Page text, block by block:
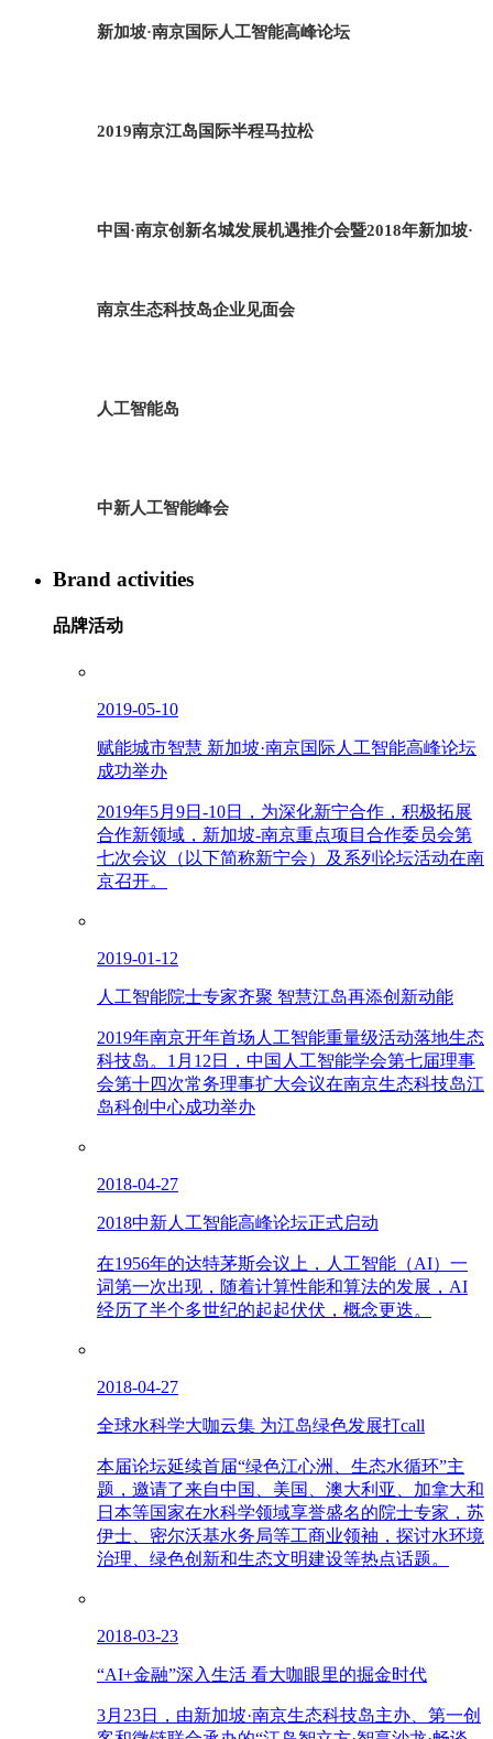
新加坡·南京国际人工智能高峰论坛
2019南京江岛国际半程马拉松
中国·南京创新名城发展机遇推介会暨2018年新加坡·
南京生态科技岛企业见面会
人工智能岛
中新人工智能峰会
Brand activities
品牌活动
2019-05-10
赋能城市智慧 新加坡·南京国际人工智能高峰论坛
成功举办
2019年5月9日-10日，为深化新宁合作，积极拓展
合作新领域，新加坡-南京重点项目合作委员会第
七次会议（以下简称新宁会）及系列论坛活动在南
京召开。
2019-01-12
人工智能院士专家齐聚 智慧江岛再添创新动能
2019年南京开年首场人工智能重量级活动落地生态
科技岛。1月12日，中国人工智能学会第七届理事
会第十四次常务理事扩大会议在南京生态科技岛江
岛科创中心成功举办
2018-04-27
2018中新人工智能高峰论坛正式启动
在1956年的达特茅斯会议上，人工智能（AI）一
词第一次出现，随着计算性能和算法的发展，AI
经历了半个多世纪的起起伏伏，概念更迭。
2018-04-27
全球水科学大咖云集 为江岛绿色发展打call
本届论坛延续首届“绿色江心洲、生态水循环”主
题，邀请了来自中国、美国、澳大利亚、加拿大和
日本等国家在水科学领域享誉盛名的院士专家，苏
伊士、密尔沃基水务局等工商业领袖，探讨水环境
治理、绿色创新和生态文明建设等热点话题。
2018-03-23
“AI+金融”深入生活 看大咖眼里的掘金时代
3月23日，由新加坡·南京生态科技岛主办、第一创